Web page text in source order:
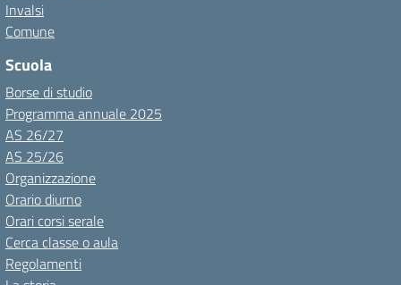
Invalsi
Comune
Scuola
Borse di studio
Programma annuale 2025
AS 26/27
AS 25/26
Organizzazione
Orario diurno
Orari corsi serale
Cerca classe o aula
Regolamenti